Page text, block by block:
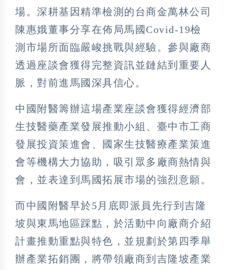
場。深耕基因精準檢測的台商金萬林公司
陳惠娥董事分享在佈局馬國Covid-19檢
測市場所面臨嚴峻挑戰與經驗。參與廠商
透過座談會獲得完整資訊並鏈結到重要人
脈，對前進馬國深具信心。
中國附醫籌辦這場產業座談會獲得經濟部
生技醫藥產業發展推動小組、臺中市工商
發展投資策進會、國家生技醫療產業策進
會等機構大力協助，吸引眾多廠商熱情與
會，並表達到馬國拓展市場的強烈意願。
而中國附醫早於5月底即派員先行到吉隆
坡與東馬地區踩點，於活動中向廠商介紹
計畫推動重點與特色，並規劃於第四季舉
辦產業拓銷團，將帶領廠商到吉隆坡產業